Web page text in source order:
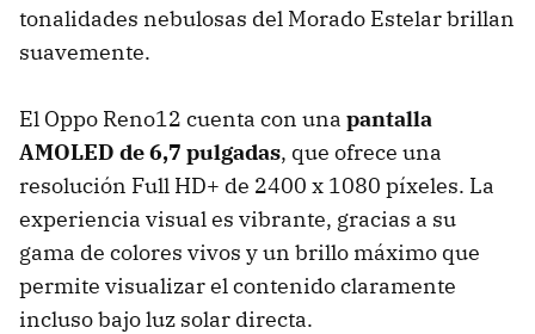
tonalidades nebulosas del Morado Estelar brillan
suavemente.
El Oppo Reno12 cuenta con una pantalla
AMOLED de 6,7 pulgadas, que ofrece una
resolución Full HD+ de 2400 x 1080 píxeles. La
experiencia visual es vibrante, gracias a su
gama de colores vivos y un brillo máximo que
permite visualizar el contenido claramente
incluso bajo luz solar directa.